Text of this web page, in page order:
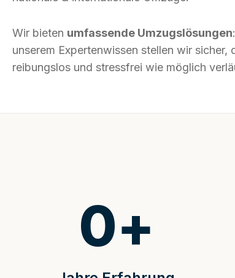
Wir bieten umfassende Umzugslösungen
unserem Expertenwissen stellen wir sicher,
reibungslos und stressfrei wie möglich
0+